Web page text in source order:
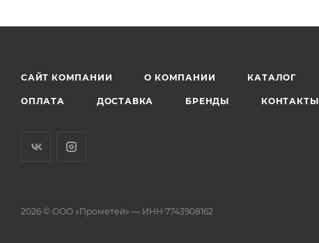
САЙТ КОМПАНИИ О КОМПАНИИ КАТАЛОГ
ОПЛАТА ДОСТАВКА БРЕНДЫ КОНТАКТЫ
2026 © ООО «Прометей» — ИНН 7743908162